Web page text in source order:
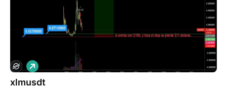
xlmusdt
L
a
r